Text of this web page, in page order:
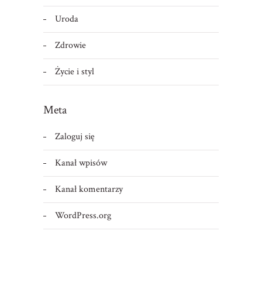
Uroda
Zdrowie
Życie i styl
Meta
Zaloguj się
Kanał wpisów
Kanał komentarzy
WordPress.org